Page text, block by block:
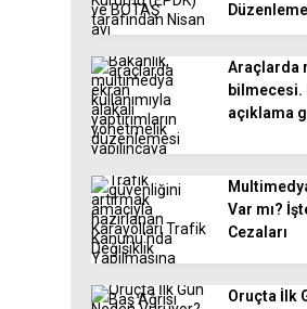
Araçlarda
bilmecesi.
açıklama
Var mı?
Cezaları
Oruçta İlk